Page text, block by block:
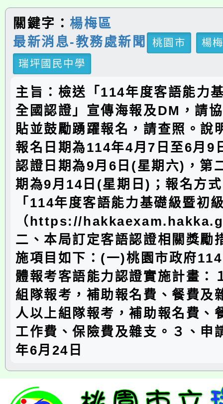
關鍵字： 楊梅區
最新消息-教務處新聞
桃園市
楊
瑞坪國民中學
主旨：檢送「114年度客語能力
全國認證」宣傳海報及DM，請
貼並鼓勵踴躍報名，請查照。說
報名日期為114年4月7日至6月9
認證日期為9月6日(星期六)，第
期為9月14日(星期日)；報名方
「114年度客語能力基礎級暨初
（https://
二、本局訂定客語認證相關獎勵
施項目如下：(一)桃園市政府
體報考客語能力認證實施計畫：
組隊報考，補助報名費、餐費及
人以上組隊報考，補助報名費、
工作費、保險費及雜支。３、申
年6月24日